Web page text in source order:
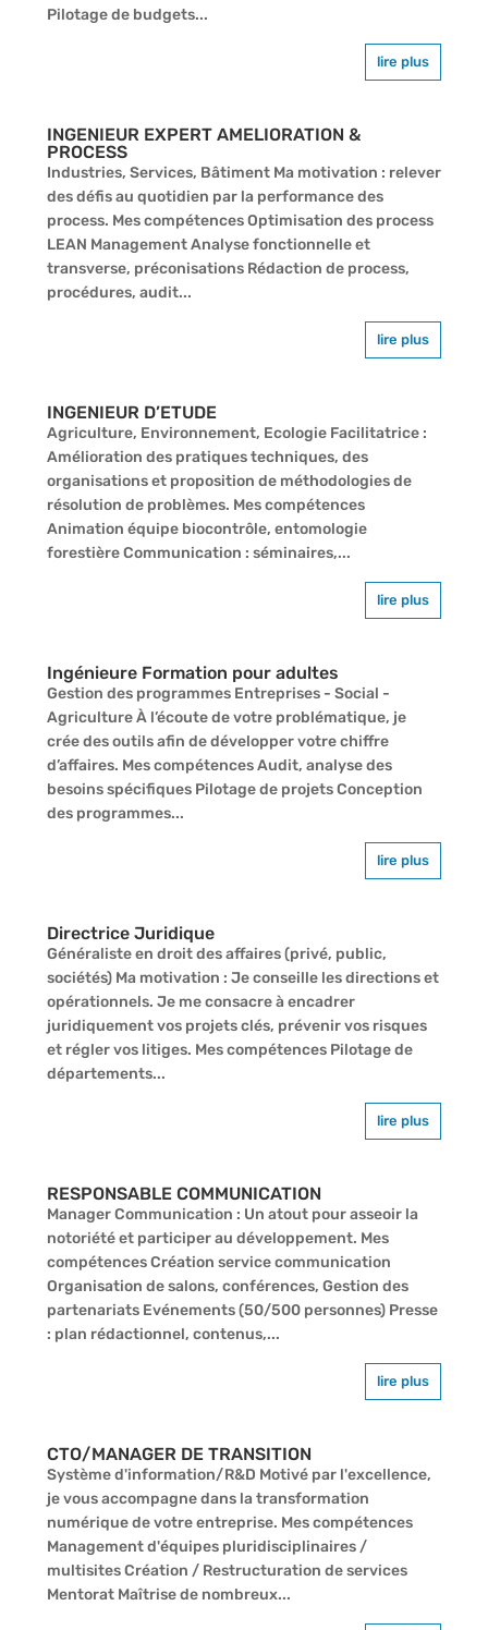
Pilotage de budgets...
lire plus
INGENIEUR EXPERT AMELIORATION &
PROCESS
Industries, Services, Bâtiment Ma motivation : relever
des défis au quotidien par la performance des
process. Mes compétences Optimisation des process
LEAN Management Analyse fonctionnelle et
transverse, préconisations Rédaction de process,
procédures, audit...
lire plus
INGENIEUR D’ETUDE
Agriculture, Environnement, Ecologie Facilitatrice :
Amélioration des pratiques techniques, des
organisations et proposition de méthodologies de
résolution de problèmes. Mes compétences
Animation équipe biocontrôle, entomologie
forestière Communication : séminaires,...
lire plus
Ingénieure Formation pour adultes
Gestion des programmes Entreprises - Social -
Agriculture À l’écoute de votre problématique, je
crée des outils afin de développer votre chiffre
d’affaires. Mes compétences Audit, analyse des
besoins spécifiques Pilotage de projets Conception
des programmes...
lire plus
Directrice Juridique
Généraliste en droit des affaires (privé, public,
sociétés) Ma motivation : Je conseille les directions et
opérationnels. Je me consacre à encadrer
juridiquement vos projets clés, prévenir vos risques
et régler vos litiges. Mes compétences Pilotage de
départements...
lire plus
RESPONSABLE COMMUNICATION
Manager Communication : Un atout pour asseoir la
notoriété et participer au développement. Mes
compétences Création service communication
Organisation de salons, conférences, Gestion des
partenariats Evénements (50/500 personnes) Presse
: plan rédactionnel, contenus,...
lire plus
CTO/MANAGER DE TRANSITION
Système d'information/R&D Motivé par l'excellence,
je vous accompagne dans la transformation
numérique de votre entreprise. Mes compétences
Management d'équipes pluridisciplinaires /
multisites Création / Restructuration de services
Mentorat Maîtrise de nombreux...